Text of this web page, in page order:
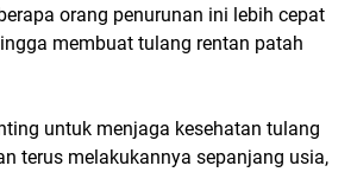
orang penurunan ini lebih cepat
membuat tulang rentan patah
untuk menjaga kesehatan tulang
terus melakukannya sepanjang usia,